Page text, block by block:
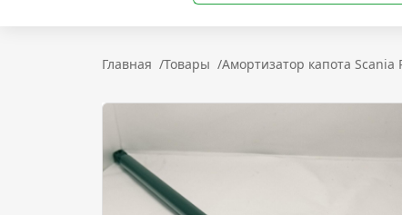
Главная /Товары /Амортизатор капота Scania